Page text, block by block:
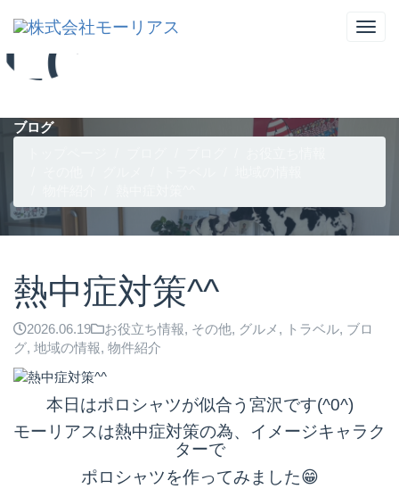
ブログ
熱中症対策^^
2026.06.19 お役立ち情報, その他, グルメ , トラベル, ブロ
グ, 地域の情報, 物件紹介
本日はポロシャツが似合う宮沢です(^0^)
モーリアスは熱中症対策の為、イメージキャラク
ターで
ポロシャツを作ってみました😁